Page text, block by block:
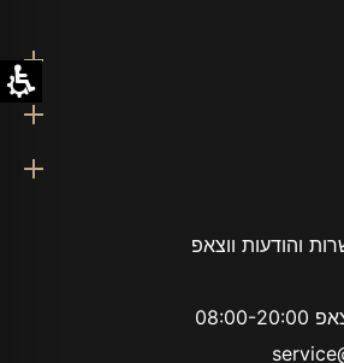
והודעות ווצאפ